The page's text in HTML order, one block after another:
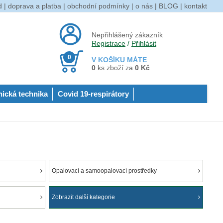
| doprava a platba | obchodní podmínky | o nás | BLOG | kontakt
Nepřihlášený zákazník
Registrace / Přihlásit
V KOŠÍKU MÁTE
0
0 ks zboží za 0 Kč
technika Covid 19-respirátory
Opalovací a samoopalovací prostředky
Zobrazit další kategorie